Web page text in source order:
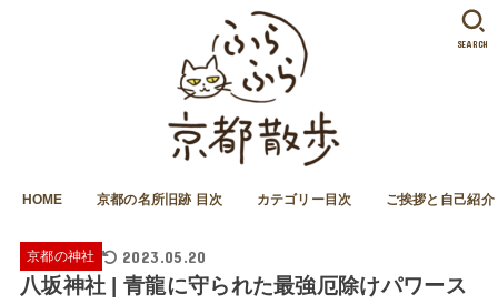
HOME 京都の名所旧跡 目次 カテゴリー目次 ご挨拶と自己紹介
SEARCH
京都の神社 2023.05.20
八坂神社 | 青龍に守られた最強厄除けパワース